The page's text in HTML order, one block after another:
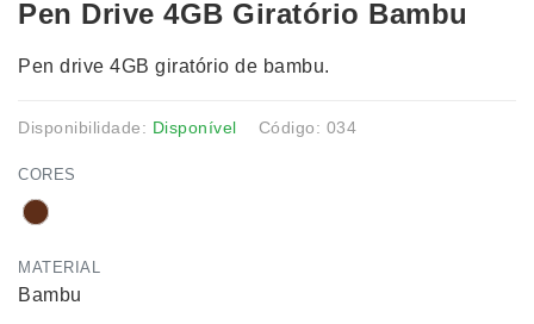
Pen Drive 4GB Giratório Bambu
Pen drive 4GB giratório de bambu.
Disponibilidade: Disponível Código: 034
CORES
MATERIAL
Bambu